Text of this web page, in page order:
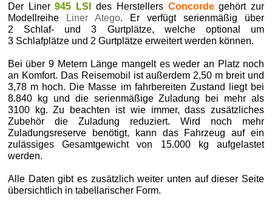
Der Liner945 LSI des Herstellers Concordegehört zur
Modellreihe
Liner Atego. Er verfügt serienmäßig über
2 Schlaf- und 3 Gurtplätze, welche optional um
3 Schlafplätze und 2 Gurtplätze erweitert werden können.
Bei über 9 Metern Länge mangelt es weder an Platz noch
an Komfort. Das Reisemobil ist außerdem 2,50 m breit und
3,78 m hoch. Die Masse im fahrbereiten Zustand liegt bei
8.840 kg und die serienmäßige Zuladung bei mehr als
3100 kg. Zu beachten ist wie immer, dass zusätzliches
Zubehör die Zuladung reduziert. Wird noch mehr
Zuladungsreserve benötigt, kann das Fahrzeug auf ein
zulässiges Gesamtgewicht von 15.000 kg aufgelastet
werden.
Alle Daten gibt es zusätzlich weiter unten auf dieser Seite
übersichtlich in tabellarischer Form.